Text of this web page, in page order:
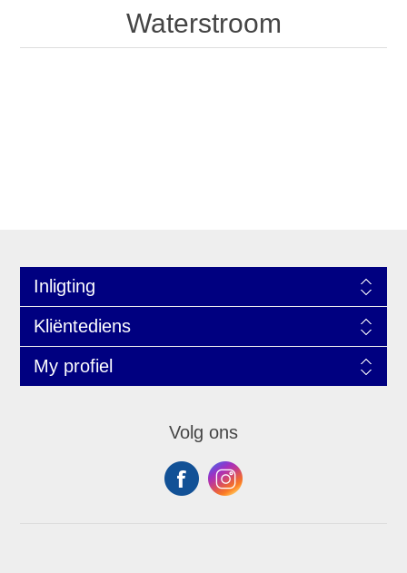
Waterstroom
Inligting
Kliëntediens
My profiel
Volg ons